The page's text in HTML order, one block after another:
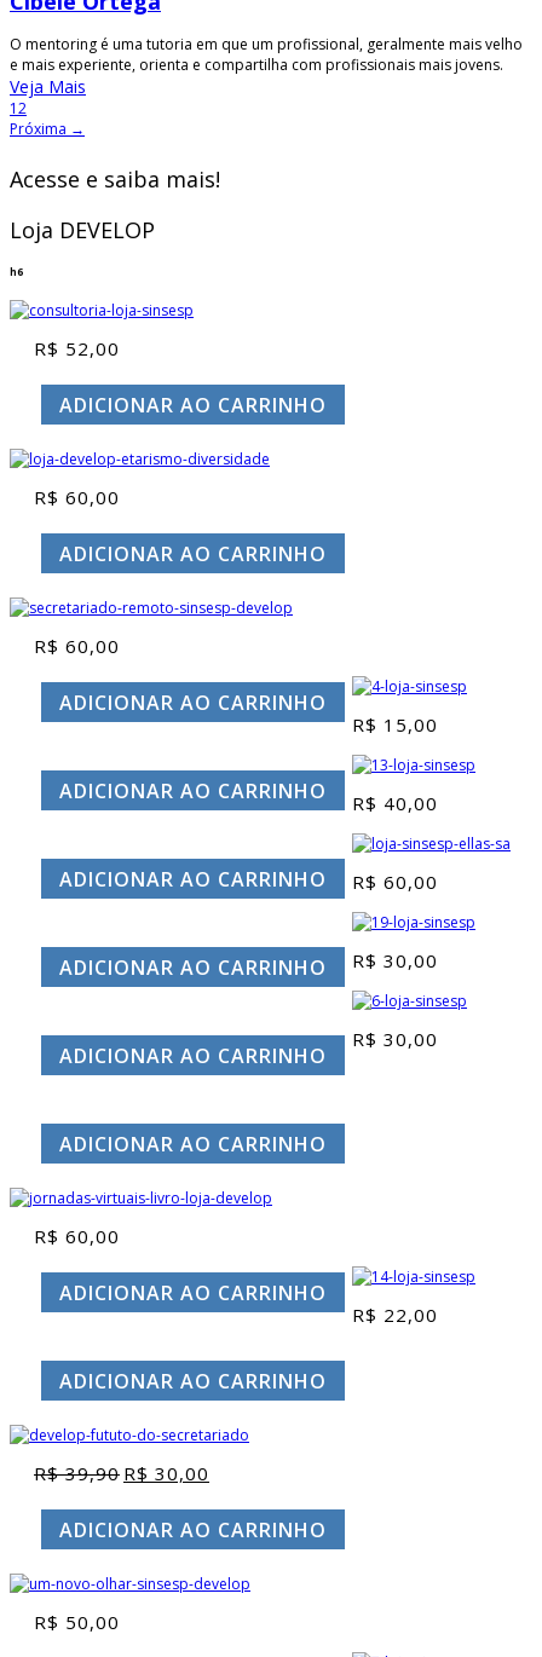
O mentoring é uma tutoria em que um profissional, geralmente mais velho
e mais experiente, orienta e compartilha com profissionais mais jovens.
Veja Mais
12
Próxima →
Acesse e saiba mais!
Loja DEVELOP
h6
R$ 52,00
ADICIONAR AO CARRINHO
R$ 60,00
ADICIONAR AO CARRINHO
R$ 60,00
ADICIONAR AO CARRINHO
R$ 15,00
ADICIONAR AO CARRINHO R$ 40,00
ADICIONAR AO CARRINHO R$ 60,00
ADICIONAR AO CARRINHO R$ 30,00
ADICIONAR AO CARRINHO
R$ 30,00
ADICIONAR AO CARRINHO
R$ 60,00
ADICIONAR AO CARRINHO
R$ 22,00
ADICIONAR AO CARRINHO
R$39,90 O
original
era:
R$ 39,90.
R$ 30,00
atual
é:
R$ 30,00.
ADICIONAR AO CARRINHO
R$ 50,00